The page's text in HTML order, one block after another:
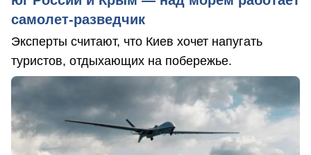
самолет-разведчик
Эксперты считают, что Киев хочет напугать
туристов, отдыхающих на побережье.